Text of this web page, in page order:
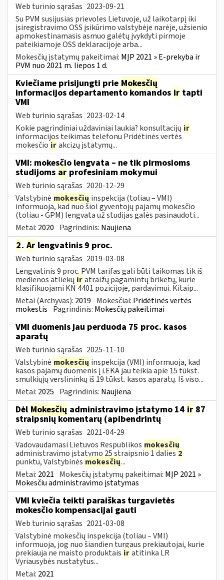
Web turinio sąrašas 2023-09-21
Su PVM susijusias prievoles Lietuvoje, už laikotarpį iki
įsiregistravimo OSS įsikūrimo valstybėje narėje, užsienio
apmokestinamasis asmuo galėtų įvykdyti pirmoje
pateikiamoje OSS deklaracijoje arba...
Mokesčių įstatymų pakeitimai: MĮP 2021 » E-prekyba ir
PVM nuo 2021 m. liepos 1 d.
Kviečiame prisijungti prie Mokesčių
informacijos departamento komandos ir tapti
VMI
Web turinio sąrašas 2023-02-14
Kokie pagrindiniai uždaviniai laukia? konsultacijų ir
informacijos teikimas telefonu Pridėtinės vertės
mokesčio irakcizų įstatymų...
VMI: mokesčio lengvata – ne tik pirmosioms
studijoms ar profesiniam mokymui
Web turinio sąrašas 2020-12-29
Valstybinė mokesčių inspekcija (toliau – VMI)
informuoja, kad nuo šiol gyventojų pajamų mokesčio
(toliau - GPM) lengvata už studijas galės pasinaudoti...
Metai: 2020 Pagrindinis: Naujiena
2. Ar lengvatinis 9 proc.
Web turinio sąrašas 2019-03-08
Lengvatinis 9 proc. PVM tarifas gali būti taikomas tik iš
medienos atliekų iratraižų pagamintų briketų, kurie
klasifikuojami KN 4401 pozicijoje, pardavimui. Kitaip...
Metai (Archyvas): 2019 Mokesčiai: Pridėtinės vertės
mokestis Pagrindinis: Mokesčių pakeitimai
VMI duomenis jau perduoda 75 proc. kasos
aparatų
Web turinio sąrašas 2025-11-10
Valstybinė mokesčių inspekcija (VMI) informuoja, kad
kasos pajamų duomenis į i.EKA jau teikia apie 15 tūkst.
smulkiųjų verslininkų iš 19 tūkst. kasos aparatų. Iš viso...
Metai: 2025 Pagrindinis: Naujiena
Dėl Mokesčių administravimo įstatymo 14 ir 87
straipsnių komentarų (apibendrintų
Web turinio sąrašas 2021-04-29
Vadovaudamasi Lietuvos Respublikos mokesčių
administravimo įstatymo 25 straipsnio 1 dalies2
punktu, Valstybinės mokesčių...
Metai: 2021 Mokesčių įstatymų pakeitimai: MĮP 2021 »
Mokesčiu administravimo įstatymas
VMI kviečia teikti paraiškas turgavietės
mokesčio kompensacijai gauti
Web turinio sąrašas 2021-03-08
Valstybinė mokesčių inspekcija (toliau – VMI)
informuoja, jog nuo šiandien turgaus prekiautojai, kurie
prekiauja ne maisto produktais iratitinka LR
Vyriausybės nustatytus...
Metai: 2021